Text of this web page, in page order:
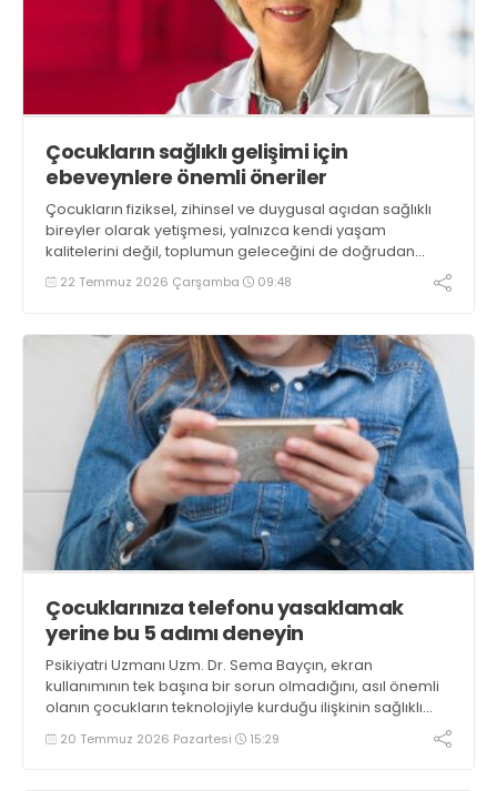
Çocukların sağlıklı gelişimi için
ebeveynlere önemli öneriler
Çocukların fiziksel, zihinsel ve duygusal açıdan sağlıklı
bireyler olarak yetişmesi, yalnızca kendi yaşam
kalitelerini değil, toplumun geleceğini de doğrudan
etkiliyor
22 Temmuz 2026 Çarşamba 09:48
Çocuklarınıza telefonu yasaklamak
yerine bu 5 adımı deneyin
Psikiyatri Uzmanı Uzm. Dr. Sema Bayçın, ekran
kullanımının tek başına bir sorun olmadığını, asıl önemli
olanın çocukların teknolojiyle kurduğu ilişkinin sağlıklı
sınırlar içinde gelişmesi olduğunu belirtiyor
20 Temmuz 2026 Pazartesi 15:29